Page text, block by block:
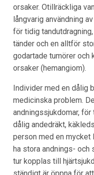
orsaker. Otillräckliga
långvarig användning
för tidig
tänder och en alltför
godartade tumörer och
orsaker (hemangiom).
Individer med en dålig
medicinska problem.
andningssjukdomar,
dålig andedräkt,
person med en mycket
ha stora andnings- och
tur kopplas till
ständigt är öppna för